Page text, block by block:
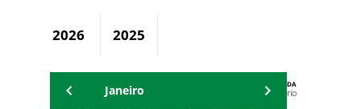
2026 2025
AGENDA
Secretário
Janeiro